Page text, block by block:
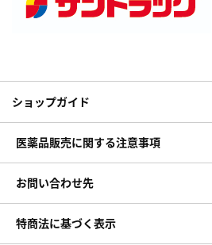
ショップガイド
医薬品販売に関する注意事項
お問い合わせ先
特商法に基づく表示